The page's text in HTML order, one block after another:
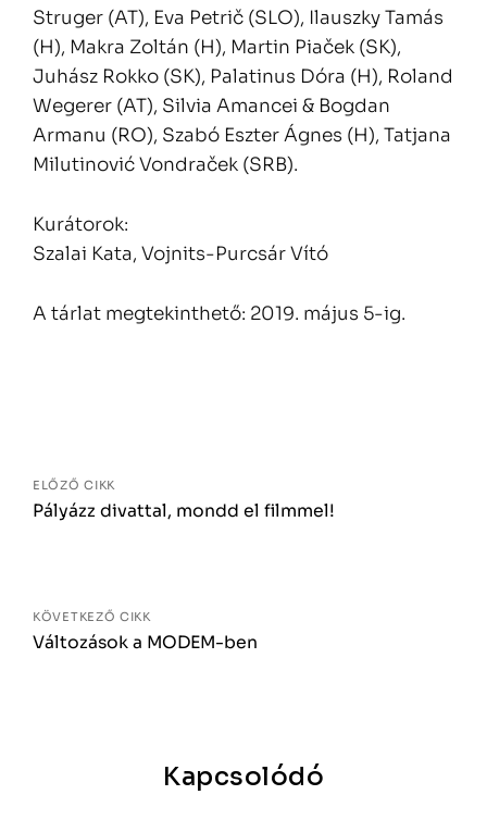
Struger (AT), Eva Petrič (SLO), Ilauszky Tamás
(H), Makra Zoltán (H), Martin Piaček (SK),
Juhász Rokko (SK), Palatinus Dóra (H), Roland
Wegerer (AT), Silvia Amancei & Bogdan
Armanu (RO), Szabó Eszter Ágnes (H), Tatjana
Milutinović Vondraček (SRB).
Kurátorok:
Szalai Kata, Vojnits-Purcsár Vító
A tárlat megtekinthető: 2019. május 5-ig.
ELŐZŐ CIKK
Pályázz divattal, mondd el filmmel!
KÖVETKEZŐ CIKK
Változások a MODEM-ben
Kapcsolódó